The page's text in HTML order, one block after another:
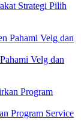
Strategi Pilih
Velg dan
Program Service